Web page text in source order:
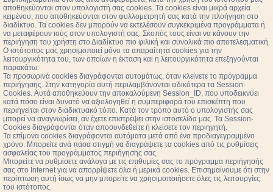
αποθηκεύονται στον υπολογιστή σας cookies. Τα cookies είναι μικρά αρχεία
κειμένου, που αποθηκεύονται στον φυλλομετρητή σας κατά την πλοήγηση στο
διαδίκτυο. Τα cookies δεν μπορούν να εκτελέσουν συγκεκριμένα προγράμματα ή
να μεταφέρουν ιούς στον υπολογιστή σας. Σκοπός τους είναι να κάνουν την
περιήγηση του χρήστη στο Διαδίκτυο πιο φιλική και συνολικά πιο αποτελεσματική.
Ο ιστότοπος μας χρησιμοποιεί μόνο τα απαραίτητα cookies για την
λειτουργικότητα του, των οποίων η έκταση και η λειτουργικότητα επεξηγούνται
παρακάτω:
Τα προσωρινά cookies διαγράφονται αυτομάτως, όταν κλείνετε το πρόγραμμα
περιήγησης. Στην κατηγορία αυτή περιλαμβάνονται ειδικότερα τα Session-
Cookies. Αυτά αποθηκεύουν την αποκαλούμενη Session_ID, που υποδεικνύει
κατά πόσο είναι δυνατό να αξιολογηθεί η συμπεριφορά του επισκέπτη που
περιηγείται στον διαδικτυακό τόπο. Κατά τον τρόπο αυτό ο υπολογιστής σας
μπορεί να αναγνωρίσει, αν έχετε επιστρέψει στην ιστοσελίδα μας. Τα Session-
Cookies διαγράφονται όταν αποσυνδεθείτε ή κλείσετε τον περιηγητή.
Τα επίμονα cookies διαγράφονται αυτόματα μετά από ένα προδιαγεγραμμένο
χρόνο. Μπορείτε ανά πάσα στιγμή να διαγράψετε τα cookies από τις ρυθμίσεις
ασφαλείας του προγράμματος περιήγησης σας.
Μπορείτε να ρυθμίσετε ανάλογα με τις επιθυμίες σας το πρόγραμμα περιήγησής
σας στο Internet για να απορρίψετε όλα ή μερικά cookies. Επισημαίνουμε ότι στην
περίπτωση αυτή ίσως να μην μπορείτε να χρησιμοποιήσετε όλες τις λειτουργίες
του ιστότοπος.